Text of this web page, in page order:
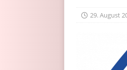
29. August